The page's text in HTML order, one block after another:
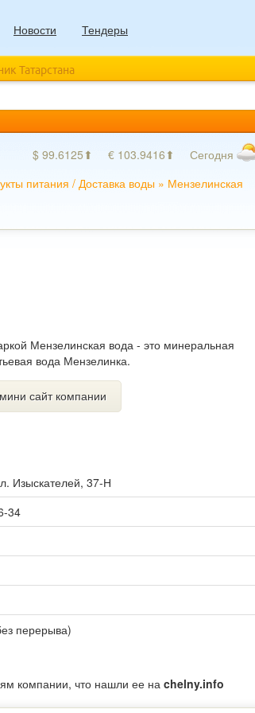
Новости Тендеры
Татарстана
$ 99.6125⬆ € 103.9416⬆ Сегодня
питания / Доставка воды » Мензелинская
Мензелинская вода - это минеральная
вода Мензелинка.
сайт компании
Изыскателей, 37-Н
34
перерыва)
компании, что нашли ее на chelny.info